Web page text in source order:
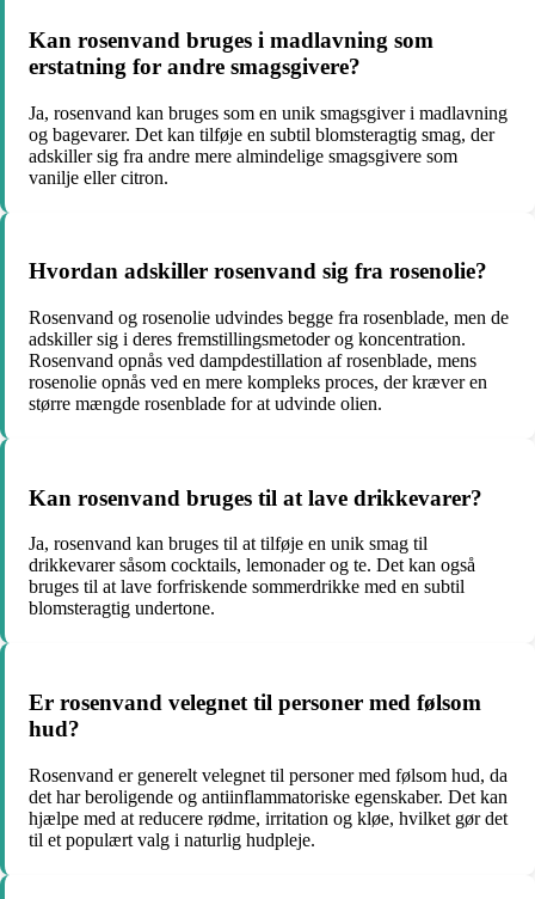
Kan rosenvand bruges i madlavning som
erstatning for andre smagsgivere?
Ja, rosenvand kan bruges som en unik smagsgiver i madlavning
og bagevarer. Det kan tilføje en subtil blomsteragtig smag, der
adskiller sig fra andre mere almindelige smagsgivere som
vanilje eller citron.
Hvordan adskiller rosenvand sig fra rosenolie?
Rosenvand og rosenolie udvindes begge fra rosenblade, men de
adskiller sig i deres fremstillingsmetoder og koncentration.
Rosenvand opnås ved dampdestillation af rosenblade, mens
rosenolie opnås ved en mere kompleks proces, der kræver en
større mængde rosenblade for at udvinde olien.
Kan rosenvand bruges til at lave drikkevarer?
Ja, rosenvand kan bruges til at tilføje en unik smag til
drikkevarer såsom cocktails, lemonader og te. Det kan også
bruges til at lave forfriskende sommerdrikke med en subtil
blomsteragtig undertone.
Er rosenvand velegnet til personer med følsom
hud?
Rosenvand er generelt velegnet til personer med følsom hud, da
det har beroligende og antiinflammatoriske egenskaber. Det kan
hjælpe med at reducere rødme, irritation og kløe, hvilket gør det
til et populært valg i naturlig hudpleje.